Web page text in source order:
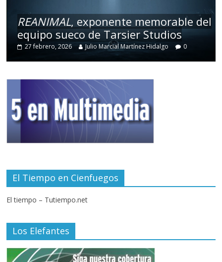
REANIMAL, exponente memorable del
equipo sueco de Tarsier Studios
27 febrero, 2026 Julio Marcial Martínez Hidalgo 0
El Tiempo en Cienfuegos
El tiempo – Tutiempo.net
Los Elefantes